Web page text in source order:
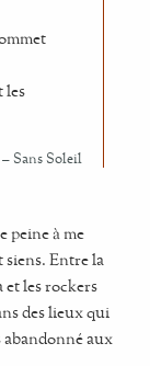
les
peine à me
Entre la
et les rockers
des lieux qui
abandonné aux